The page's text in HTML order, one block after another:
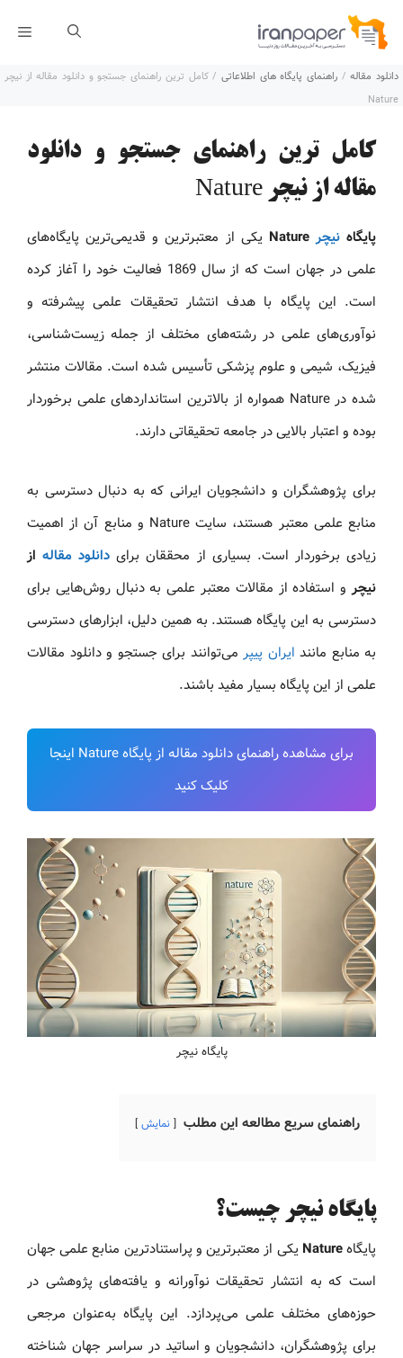
پرش
محتوا
دانلود مقاله/راهنمای پایگاه های اطلاعاتی /کامل ترین راهنمای جستجو و دانلود مقاله از نیچر
Nature
کامل ترین راهنمای جستجو و دانلود
مقاله از نیچر Nature
پایگاهنیچر Nature
یکی از معتبرترین و قدیمی‌ترین پایگاه‌های
علمی در جهان است که از سال 1869 فعالیت خود را آغاز کرده
است. این پایگاه با هدف انتشار تحقیقات علمی پیشرفته و
نوآوری‌های علمی در رشته‌های مختلف از جمله زیست‌شناسی،
فیزیک، شیمی و علوم پزشکی تأسیس شده است. مقالات منتشر
شده در Nature همواره از بالاترین استانداردهای علمی برخوردار
بوده و اعتبار بالایی در جامعه تحقیقاتی دارند.
برای پژوهشگران و دانشجویان ایرانی که به دنبال دسترسی به
منابع علمی معتبر هستند، سایت Nature و منابع آن از اهمیت
زیادی برخوردار است. بسیاری از محققان برای دانلود مقالهاز
نیچر و استفاده از مقالات معتبر علمی به دنبال روش‌هایی برای
دسترسی به این پایگاه هستند. به همین دلیل، ابزارهای دسترسی
به منابع مانند ایران پیپر می‌توانند برای جستجو و دانلود مقالات
علمی از این پایگاه بسیار مفید باشند.
برای مشاهده راهنمای دانلود مقاله از پایگاه Nature اینجا
کلیک کنید
پایگاه نیچر
راهنمای سریع مطالعه این مطلب نمایش
پایگاه نیچر چیست؟
پایگاهNature یکی از معتبرترین و پراستنادترین منابع علمی جهان
است که به انتشار تحقیقات نوآورانه و یافته‌های پژوهشی در
حوزه‌های مختلف علمی می‌پردازد. این پایگاه به‌عنوان مرجعی
برای پژوهشگران، دانشجویان و اساتید در سراسر جهان شناخته